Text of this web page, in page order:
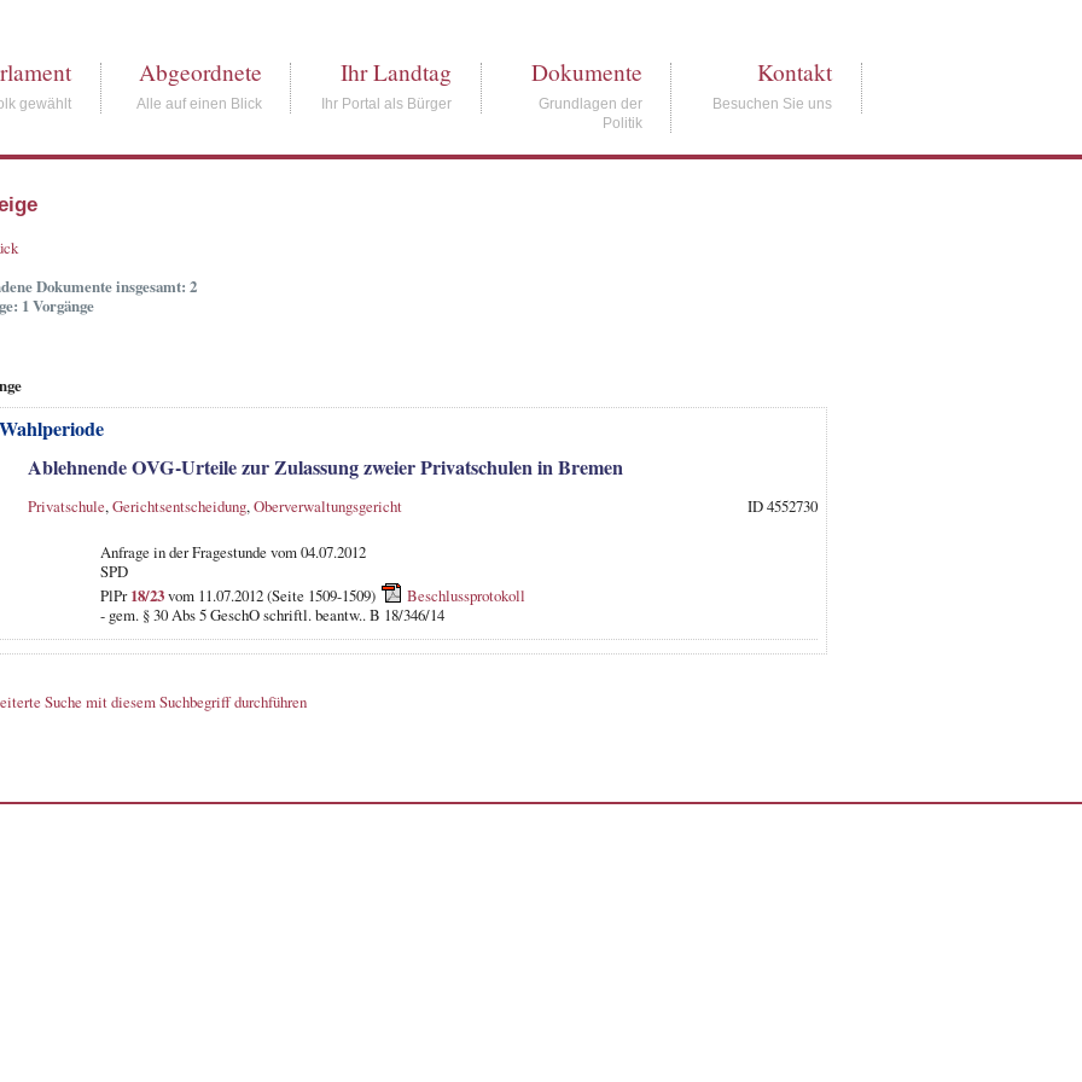
gewählt
Abgeordnete
Alle auf einen Blick
Ihr Landtag
Ihr Portal als Bürger
Dokumente
Grundlagen der
Politik
Kontakt
Besuchen Sie uns
Dokumente insgesamt: 2
1 Vorgänge
Ablehnende OVG-Urteile zur Zulassung zweier Privatschulen in Bremen
Privatschule,Gerichtsentscheidung,Oberverwaltungsgericht ID 4552730
Anfrage in der Fragestunde vom 04.07.2012
SPD
PlPr18/23vom 11.07.2012 (Seite 1509-1509)
Beschlussprotokoll
- gem. § 30 Abs 5 GeschO schriftl. beantw.. B 18/346/14
Suche mit diesem Suchbegriff durchführen